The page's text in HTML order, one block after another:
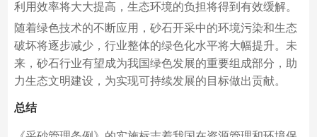
利用效率将大大提高，生态环境的负担将得到有效缓解。
随着绿色技术的不断应用，砂石开采中的环境污染和生态
破坏将逐步减少，行业整体的绿色化水平将大幅提升。未
来，砂石行业有望成为我国绿色发展的重要组成部分，助
力生态文明建设，为实现可持续发展的目标做出贡献。
总结